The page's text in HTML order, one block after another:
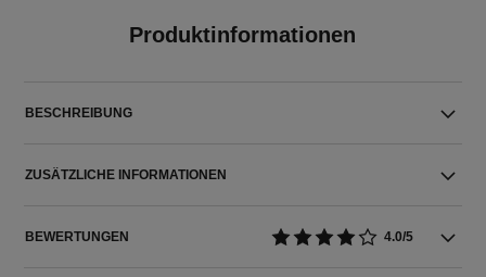
Produktinformationen
BESCHREIBUNG
ZUSÄTZLICHE INFORMATIONEN
BEWERTUNGEN 4.0/5